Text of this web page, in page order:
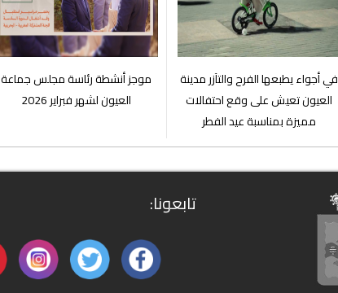
في أجواء يطبعها الفرح والتآزر مدينة
العيون تعيش على وقع احتفالات
مميزة بمناسبة عيد الفطر
موجز أنشطة رئاسة مجلس جماعة
العيون لشهر فبراير 2026
تابعونا: